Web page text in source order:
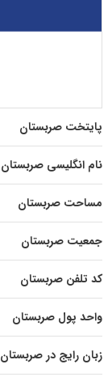
پایتخت صربستان
نام انگلیسی صربستان
مساحت صربستان
جمعیت صربستان
کد تلفن صربستان
واحد پول صربستان
زبان رایج در صربستان